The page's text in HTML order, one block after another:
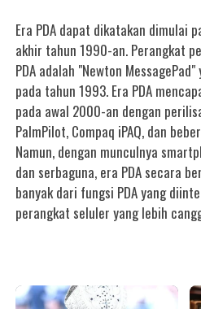
Era PDA dapat dikatakan dimulai
akhir tahun 1990-an. Perangkat
PDA adalah "Newton
pada tahun 1993. Era PDA
pada awal 2000-an dengan
PalmPilot, Compaq iPAQ, dan
Namun, dengan munculnya
dan serbaguna, era PDA secara
banyak dari fungsi PDA yang
perangkat seluler yang lebih